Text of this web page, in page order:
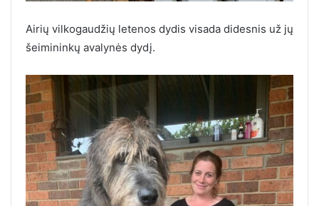
Airių vilkogaudžių letenos dydis visada didesnis už jų
šeimininkų avalynės dydį.